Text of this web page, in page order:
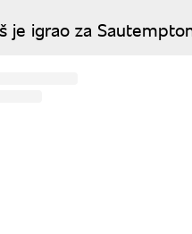
je igrao za